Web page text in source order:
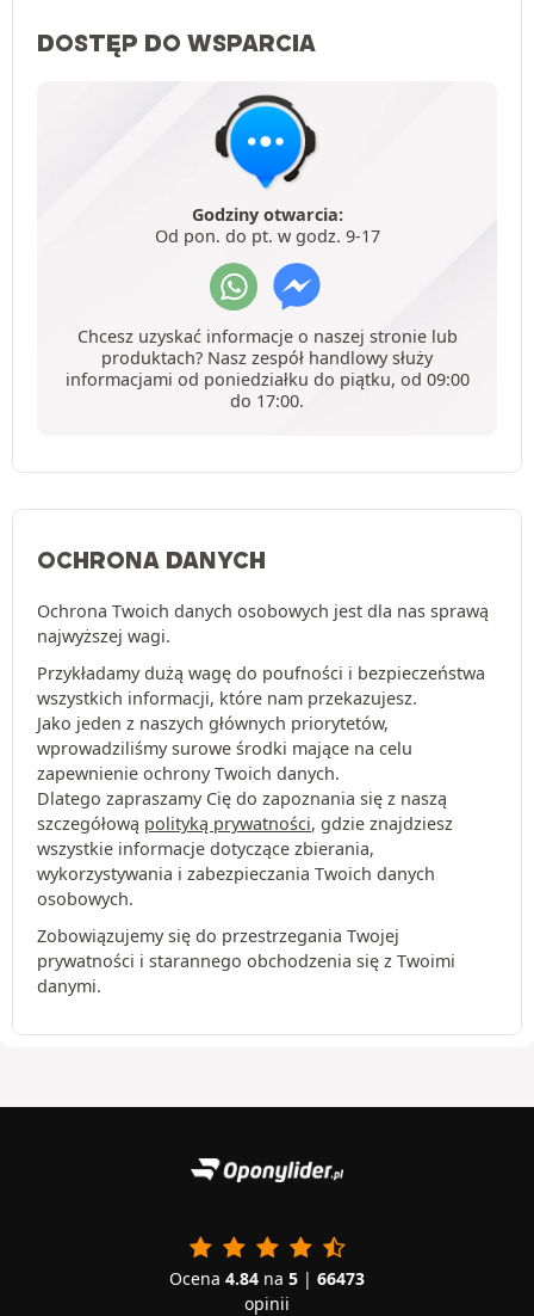
DOSTĘP DO WSPARCIA
Godziny otwarcia:
Od pon. do pt. w godz. 9-17
Chcesz uzyskać informacje o naszej stronie lub
produktach? Nasz zespół handlowy służy
informacjami od poniedziałku do piątku, od 09:00
do 17:00.
OCHRONA DANYCH
Ochrona Twoich danych osobowych jest dla nas sprawą
najwyższej wagi.
Przykładamy dużą wagę do poufności i bezpieczeństwa
wszystkich informacji, które nam przekazujesz.
Jako jeden z naszych głównych priorytetów,
wprowadziliśmy surowe środki mające na celu
zapewnienie ochrony Twoich danych.
Dlatego zapraszamy Cię do zapoznania się z naszą
szczegółową polityką prywatności, gdzie znajdziesz
wszystkie informacje dotyczące zbierania,
wykorzystywania i zabezpieczania Twoich danych
osobowych.
Zobowiązujemy się do przestrzegania Twojej
prywatności i starannego obchodzenia się z Twoimi
danymi.
Ocena 4.84 na 5 | 66473
opinii